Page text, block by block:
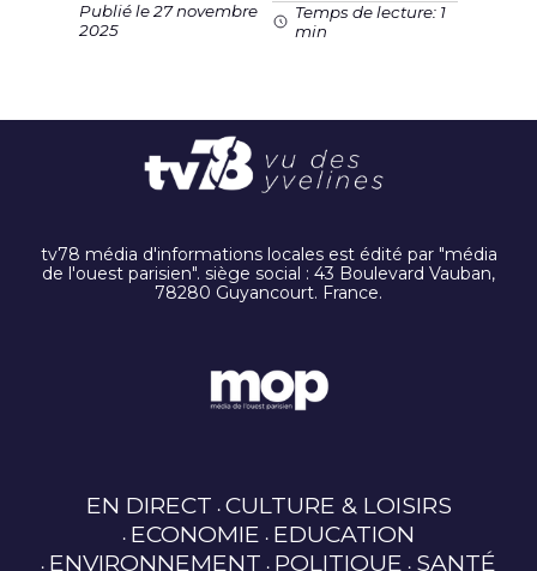
Publié le 27 novembre
2025
Temps de lecture: 1
min
tv78 média d'informations locales est édité par "média
de l'ouest parisien". siège social : 43 Boulevard Vauban,
78280 Guyancourt. France.
EN DIRECT CULTURE & LOISIRS
ECONOMIE EDUCATION
ENVIRONNEMENT POLITIQUE SANTÉ